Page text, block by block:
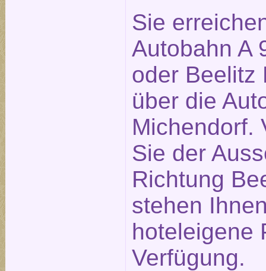
Sie
Autobahn A
oder Beelitz
über die
Michendorf.
Sie der
Richtung
stehen
hoteleigene
Verfügung.